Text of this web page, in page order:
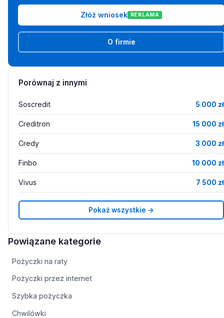
Złóż wniosek REKLAMA
O firmie
Porównaj z innymi
Soscredit 5 000 zł
Creditron 15 000 zł
Credy 3 000 zł
Finbo 10 000 zł
Vivus 7 500 zł
Pokaż wszystkie →
Powiązane kategorie
Pożyczki na raty
Pożyczki przez internet
Szybka pożyczka
Chwilówki